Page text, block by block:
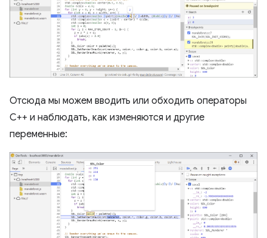
Отсюда мы можем вводить или обходить операторы
C++ и наблюдать, как изменяются и другие
переменные: